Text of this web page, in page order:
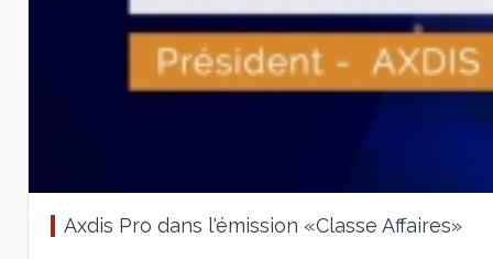
Axdis Pro dans l'émission «Classe Affaires»